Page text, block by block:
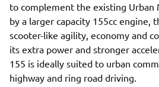
to complement the existing Urban
by a larger capacity 155cc engine,
scooter-like agility, economy and
its extra power and stronger
155 is ideally suited to urban
highway and ring road driving.